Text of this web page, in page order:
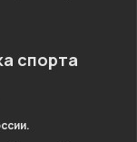
спорта